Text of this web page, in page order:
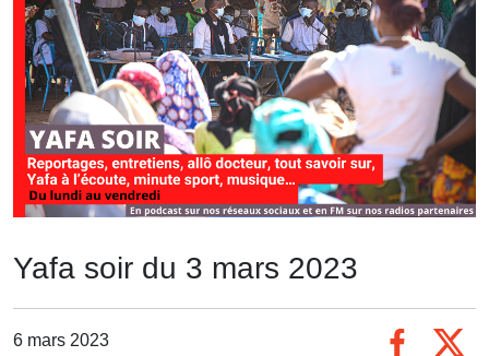
Yafa soir du 3 mars 2023
6 mars 2023